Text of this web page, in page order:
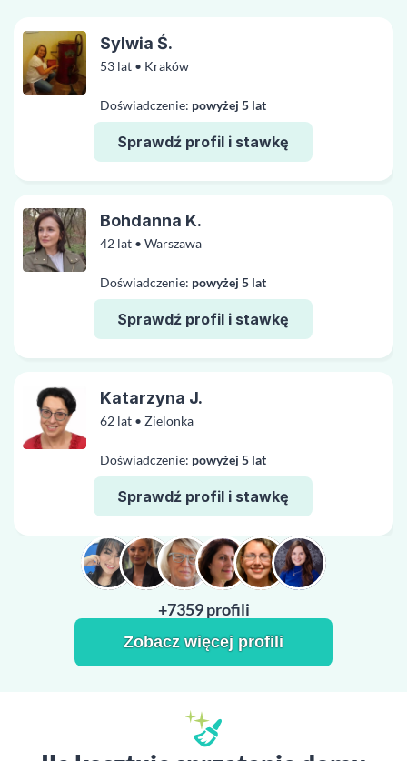
53 lat • Kraków
Doświadczenie: powyżej 5 lat
Sprawdź profil i stawkę
Sylwia Ś.
42 lat • Warszawa
Doświadczenie: powyżej 5 lat
Sprawdź profil i stawkę
Bohdanna K.
62 lat • Zielonka
Doświadczenie: powyżej 5 lat
Sprawdź profil i stawkę
Katarzyna J.
+7359 profili
Zobacz więcej profili